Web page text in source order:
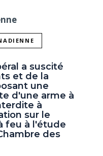
a suscité
et de la
une
d'une arme à
à
sur le
feu à l'étude
des